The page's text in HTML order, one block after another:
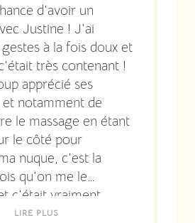
d'avoir un
Justine ! J'ai
à la fois doux et
très contenant !
apprécié ses
notamment de
le massage en étant
le côté pour
nuque, c'est la
qu'on me le
c'était vraiment
! Sa présence est aussi
LIRE PLUS